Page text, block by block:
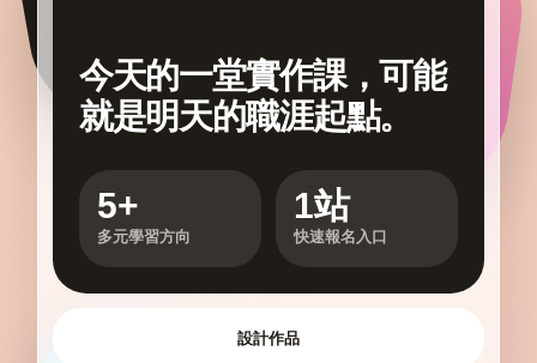
今天的一堂實作課，可能
就是明天的職涯起點。
5+
多元學習方向
1站
快速報名入口
設計作品